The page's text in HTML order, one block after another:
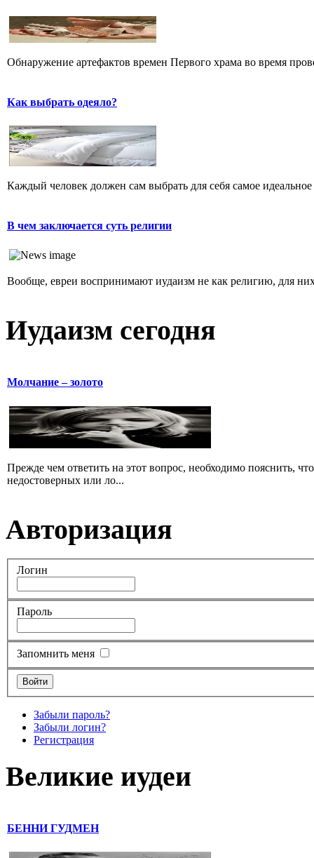
Обнаружение артефактов времен Первого храма во время
Как выбрать одеяло?
Каждый человек должен сам выбрать для себя самое
В чем заключается суть религии
Вообще, евреи воспринимают иудаизм не как религию, для
Иудаизм сегодня
Молчание – золото
Прежде чем ответить на этот вопрос, необходимо пояснить,
недостоверных или ло...
Авторизация
Логин
Пароль
Запомнить меня
Забыли пароль?
Забыли логин?
Регистрация
Великие иудеи
БЕННИ ГУДМЕН